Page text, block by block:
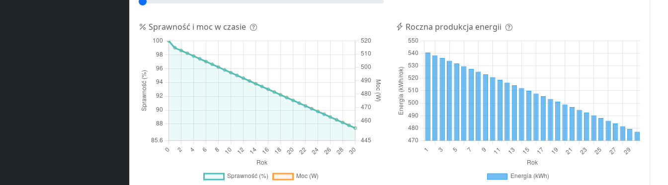
Sprawność i moc w czasie Roczna produkcja energii